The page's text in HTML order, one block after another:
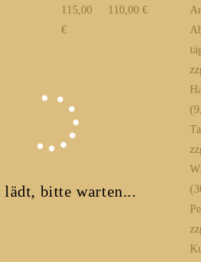
lädt, bitte warten...
115,00
€
110,00 €